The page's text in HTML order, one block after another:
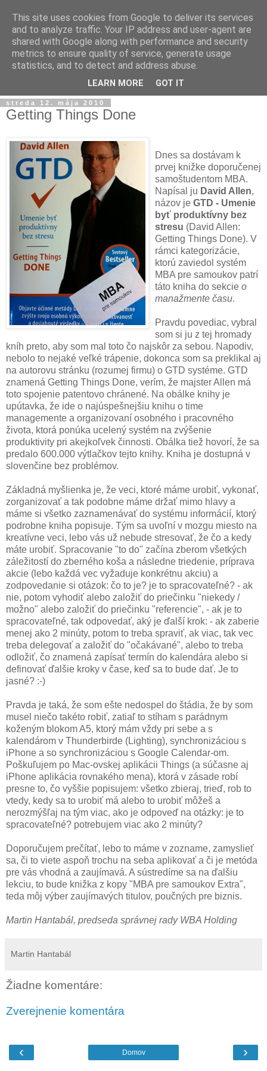
streda 12. mája 2010
Getting Things Done
Dnes sa dostávam k
prvej knižke doporučenej
samoštudentom MBA.
Napísal ju David Allen,
názov je GTD - Umenie
byť produktívny bez
stresu (David Allen:
Getting Things Done). V
rámci kategorizácie,
ktorú zaviedol systém
MBA pre samoukov patrí
táto kniha do sekcie o
manažmente času.
Pravdu povediac, vybral
som si ju z tej hromady
kníh preto, aby som mal toto čo najskôr za sebou. Napodiv,
nebolo to nejaké veľké trápenie, dokonca som sa preklikal aj
na autorovu stránku (rozumej firmu) o GTD systéme. GTD
znamená Getting Things Done, verím, že majster Allen má
toto spojenie patentovo chránené. Na obálke knihy je
upútavka, že ide o najúspešnejšiu knihu o time
managemente a organizovaní osobného i pracovného
života, ktorá ponúka ucelený systém na zvýšenie
produktivity pri akejkoľvek činnosti. Obálka tiež hovorí, že sa
predalo 600.000 výtlačkov tejto knihy. Kniha je dostupná v
slovenčine bez problémov.
Základná myšlienka je, že veci, ktoré máme urobiť, vykonať,
zorganizovať a tak podobne máme držať mimo hlavy a
máme si všetko zaznamenávať do systému informácií, ktorý
podrobne kniha popisuje. Tým sa uvoľní v mozgu miesto na
kreatívne veci, lebo vás už nebude stresovať, že čo a kedy
máte urobiť. Spracovanie "to do" začína zberom všetkých
záležitostí do zberného koša a následne triedenie, príprava
akcie (lebo každá vec vyžaduje konkrétnu akciu) a
zodpovedanie si otázok: čo to je? je to spracovateľné? - ak
nie, potom vyhodiť alebo založiť do priečinku "niekedy /
možno" alebo založiť do priečinku "referencie", - ak je to
spracovateľné, tak odpovedať, aký je ďalší krok: - ak zaberie
menej ako 2 minúty, potom to treba spraviť, ak viac, tak vec
treba delegovať a založiť do "očakávané", alebo to treba
odložiť, čo znamená zapísať termín do kalendára alebo si
definovať ďalšie kroky v čase, keď sa to bude dať. Je to
jasné? :-)
Pravda je taká, že som ešte nedospel do štádia, že by som
musel niečo takéto robiť, zatiaľ to stíham s parádnym
koženým blokom A5, ktorý mám vždy pri sebe a s
kalendárom v Thunderbirde (Lighting), synchronizáciou s
iPhone a so synchronizáciou s Google Calendar-om.
Poškuľujem po Mac-ovskej aplikácii Things (a súčasne aj
iPhone aplikácia rovnakého mena), ktorá v zásade robí
presne to, čo vyššie popisujem: všetko zbieraj, trieď, rob to
vtedy, kedy sa to urobiť má alebo to urobiť môžeš a
nerozmýšľaj na tým viac, ako je odpoveď na otázky: je to
spracovateľné? potrebujem viac ako 2 minúty?
Doporučujem prečítať, lebo to máme v zozname, zamyslieť
sa, či to viete aspoň trochu na seba aplikovať a či je metóda
pre vás vhodná a zaujímavá. A sústredíme sa na ďalšiu
lekciu, to bude knižka z kopy "MBA pre samoukov Extra",
teda môj výber zaujímavých titulov, poučných pre biznis.
Martin Hantabál, predseda správnej rady WBA Holding
Martin Hantabál
Žiadne komentáre:
Zverejnenie komentára
‹ ›
Domov
This site uses cookies from Google to deliver its services
and to analyze traffic. Your IP address and user-agent are
shared with Google along with performance and security
metrics to ensure quality of service, generate usage
statistics, and to detect and address abuse.
LEARN MORE GOT IT